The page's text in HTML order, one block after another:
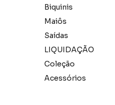
Biquinis
Maiôs
Saídas
LIQUIDAÇÃO
Coleção
Acessórios